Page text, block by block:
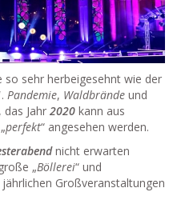
so sehr herbeigesehnt wie der
. Pandemie, Waldbrände und
das Jahr 2020 kann aus
perfekt“ angesehen werden.
nicht erwarten
„Böllerei“ und
Großveranstaltungen